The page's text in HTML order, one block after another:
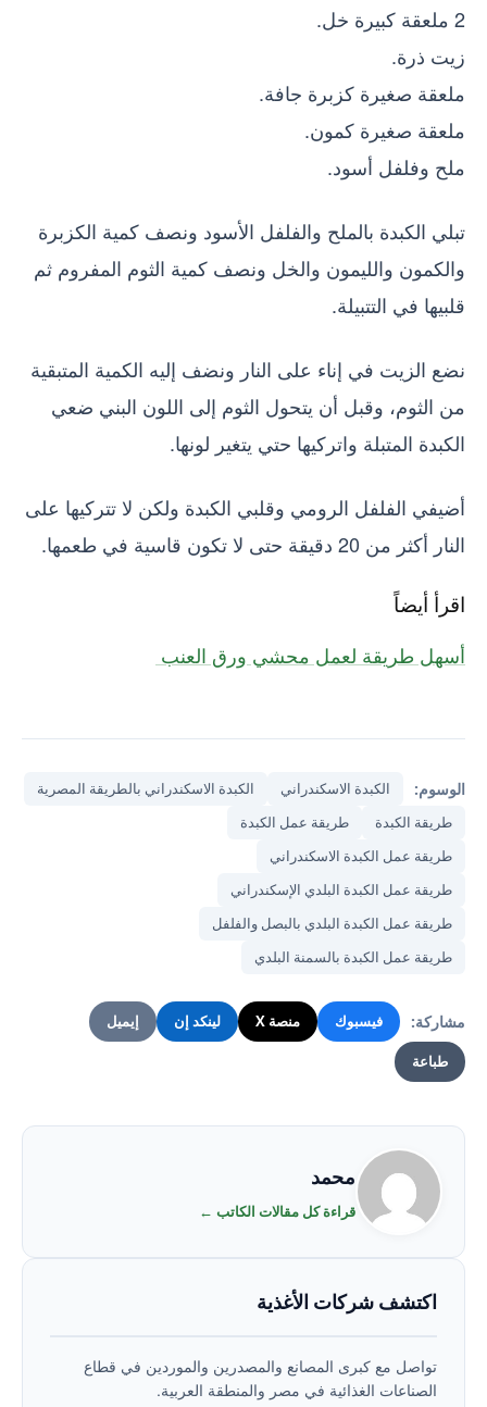
2 ملعقة كبيرة خل.
زيت ذرة.
ملعقة صغيرة كزبرة جافة.
ملعقة صغيرة كمون.
ملح وفلفل أسود.
تبلي الكبدة بالملح والفلفل الأسود ونصف كمية الكزبرة
والكمون والليمون والخل ونصف كمية الثوم المفروم ثم
قلبيها في التتبيلة.
نضع الزيت في إناء على النار ونضف إليه الكمية المتبقية
من الثوم، وقبل أن يتحول الثوم إلى اللون البني ضعي
الكبدة المتبلة واتركيها حتي يتغير لونها.
أضيفي الفلفل الرومي وقلبي الكبدة ولكن لا تتركيها على
النار أكثر من 20 دقيقة حتى لا تكون قاسية في طعمها.
اقرأ أيضاً
أسهل طريقة لعمل محشي ورق العنب
الوسوم: الكبدة الاسكندراني
الكبدة الاسكندراني بالطريقة المصرية
طريقة الكبدة
طريقة عمل الكبدة
طريقة عمل الكبدة الاسكندراني
طريقة عمل الكبدة البلدي الإسكندراني
طريقة عمل الكبدة البلدي بالبصل والفلفل
طريقة عمل الكبدة بالسمنة البلدي
مشاركة: فيسبوك منصة X لينكد إن إيميل
طباعة
محمد
قراءة كل مقالات الكاتب ←
اكتشف شركات الأغذية
تواصل مع كبرى المصانع والمصدرين والموردين في قطاع
الصناعات الغذائية في مصر والمنطقة العربية.